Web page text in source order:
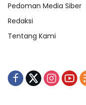
Pedoman Media Siber
Redaksi
Tentang Kami